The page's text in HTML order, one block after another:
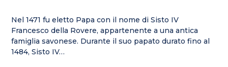
Nel 1471 fu eletto Papa con il nome di Sisto IV
Francesco della Rovere, appartenente a una antica
famiglia savonese. Durante il suo papato durato fino al
1484, Sisto IV…